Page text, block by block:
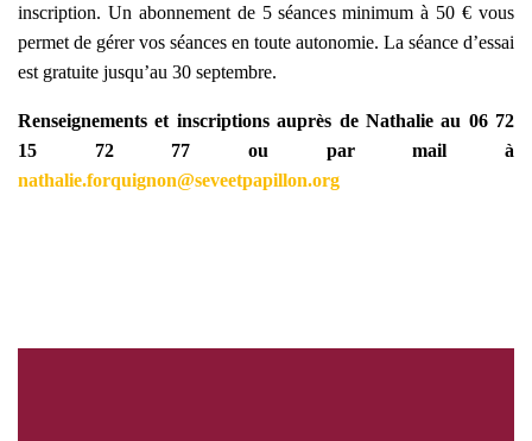
inscription. Un abonnement de 5 séances minimum à 50 € vous
permet de gérer vos séances en toute autonomie. La séance d’essai
est gratuite jusqu’au 30 septembre.
Renseignements et inscriptions auprès de Nathalie au 06 72
15 72 77 ou par mail à
nathalie.forquignon@seveetpapillon.org